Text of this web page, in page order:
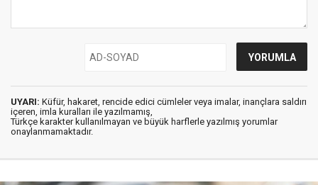
UYARI: Küfür, hakaret, rencide edici cümleler veya imalar, inançlara saldırı
içeren, imla kuralları ile yazılmamış,
Türkçe karakter kullanılmayan ve büyük harflerle yazılmış yorumlar
onaylanmamaktadır.